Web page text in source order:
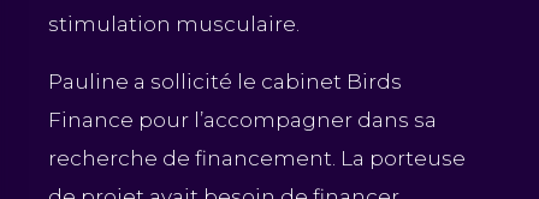
stimulation musculaire.
Pauline a sollicité le cabinet Birds
Finance pour l’accompagner dans sa
recherche de financement. La porteuse